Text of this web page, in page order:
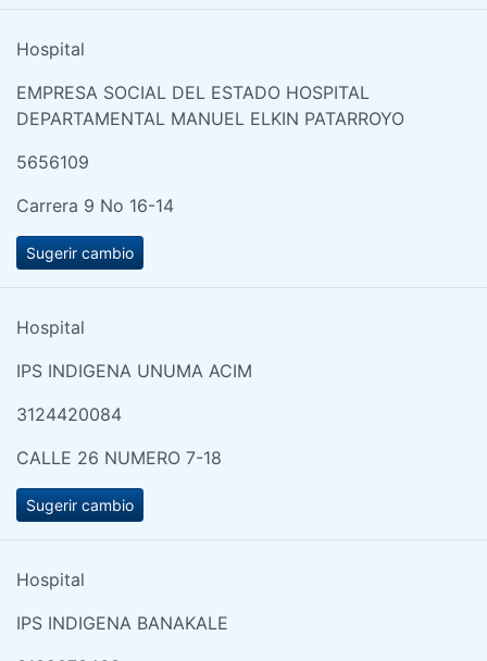
Hospital
EMPRESA SOCIAL DEL ESTADO HOSPITAL
DEPARTAMENTAL MANUEL ELKIN PATARROYO
5656109
Carrera 9 No 16-14
Sugerir cambio
Hospital
IPS INDIGENA UNUMA ACIM
3124420084
CALLE 26 NUMERO 7-18
Sugerir cambio
Hospital
IPS INDIGENA BANAKALE